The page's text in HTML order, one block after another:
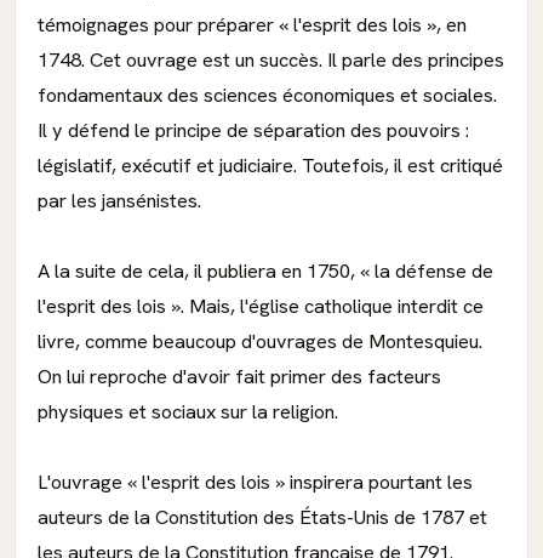
témoignages pour préparer « l'esprit des lois », en
1748. Cet ouvrage est un succès. Il parle des principes
fondamentaux des sciences économiques et sociales.
Il y défend le principe de séparation des pouvoirs :
législatif, exécutif et judiciaire. Toutefois, il est critiqué
par les jansénistes.
A la suite de cela, il publiera en 1750, « la défense de
l'esprit des lois ». Mais, l'église catholique interdit ce
livre, comme beaucoup d'ouvrages de Montesquieu.
On lui reproche d'avoir fait primer des facteurs
physiques et sociaux sur la religion.
L'ouvrage « l'esprit des lois » inspirera pourtant les
auteurs de la Constitution des États-Unis de 1787 et
les auteurs de la Constitution française de 1791.